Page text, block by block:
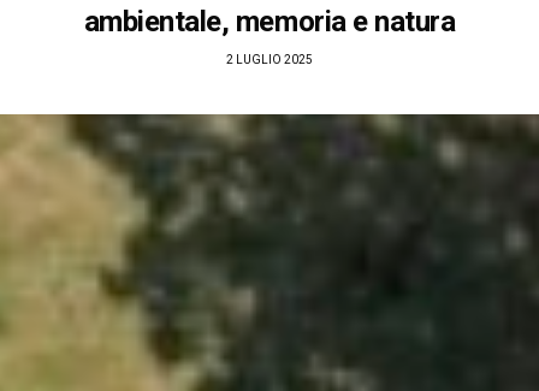
ambientale, memoria e natura
2 LUGLIO 2025